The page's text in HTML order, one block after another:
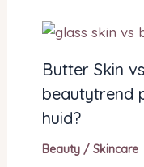
Butter Skin
beautytrend
huid?
Beauty/ Skincare